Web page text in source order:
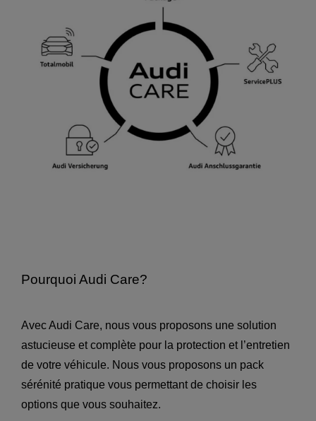
Pourquoi Audi Care?
Avec Audi Care, nous vous proposons une solution
astucieuse et complète pour la protection et l’entretien
de votre véhicule. Nous vous proposons un pack
sérénité pratique vous permettant de choisir les
options que vous souhaitez.